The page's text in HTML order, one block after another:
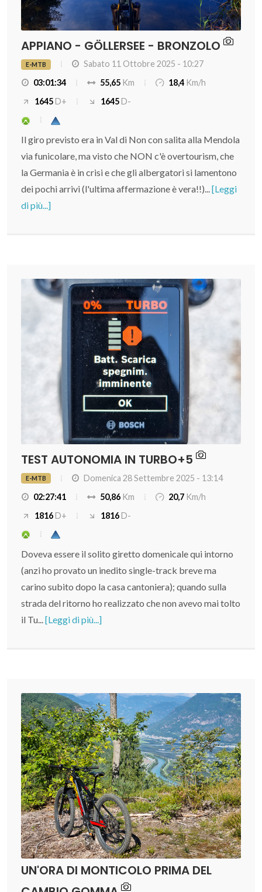
APPIANO - GÖLLERSEE - BRONZOLO
E-MTB
Sabato 11 Ottobre 2025 - 10:27
03:01:34
55,65 Km 18,4 Km/h
1645D+ 1645D-
Il giro previsto era in Val di Non con salita alla Mendola
via funicolare, ma visto che NON c'è overtourism, che
la Germania è in crisi e che gli albergatori si lamentono
dei pochi arrivi (l'ultima affermazione è vera!!)...[Leggi
di più...]
TEST AUTONOMIA IN TURBO+5
E-MTB
Domenica 28 Settembre 2025 - 13:14
02:27:41
50,86 Km 20,7 Km/h
1816D+ 1816D-
Doveva essere il solito giretto domenicale qui intorno
(anzi ho provato un inedito single-track breve ma
carino subito dopo la casa cantoniera); quando sulla
strada del ritorno ho realizzato che non avevo mai tolto
il Tu...[Leggi di più...]
UN'ORA DI MONTICOLO PRIMA DEL